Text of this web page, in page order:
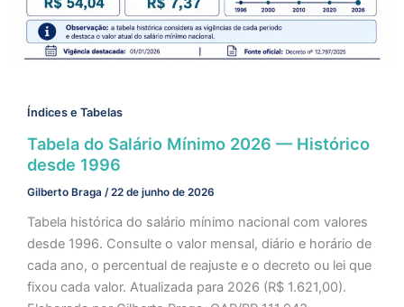
Índices e Tabelas
Tabela do Salário Mínimo 2026 — Histórico
desde 1996
Gilberto Braga /22 de junho de 2026
Tabela histórica do salário mínimo nacional com valores
desde 1996. Consulte o valor mensal, diário e horário de
cada ano, o percentual de reajuste e o decreto ou lei que
fixou cada valor. Atualizada para 2026 (R$ 1.621,00).